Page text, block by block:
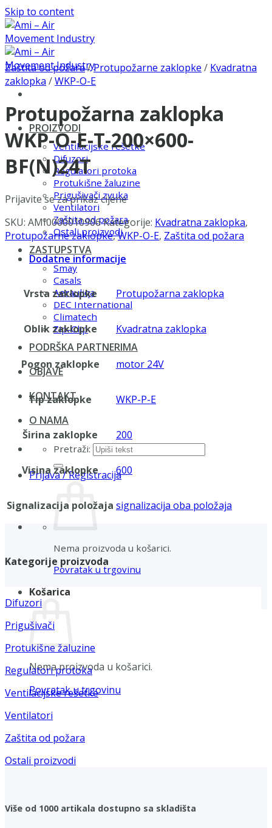
Skip to content
PROIZVODI
Ventilacijske rešetke
Difuzori
Regulatori protoka
Protukišne žaluzine
Prigušivači zvuka
Ventilatori
Zaštita od požara
Ostali proizvodi
ZASTUPSTVA
Smay
Casals
Aerauliqa
DEC International
Climatech
Zip-Clip
PODRŠKA PARTNERIMA
OBJAVE
KONTAKT
O NAMA
Pretraži:
Prijava / Registracija
Nema proizvoda u košarici.
Povratak u trgovinu
Košarica
Nema proizvoda u košarici.
Povratak u trgovinu
Zaštita od požara/Protupožarne zaklopke / Kvadratna
zaklopka /WKP-O-E
Protupožarna zaklopka
WKP-O-E-T-200×600-
BF(N)24T
Prijavite se za prikaz cijene
SKU: AMI0000010906Kategorije: Kvadratna zaklopka,
Protupožarne zaklopke,WKP-O-E, Zaštita od požara
Dodatne informacije
Vrsta zaklopke Protupožarna zaklopka
Oblik zaklopke Kvadratna zaklopka
Pogon zaklopke motor 24V
Tip zaklopke WKP-P-E
Širina zaklopke 200
Visina zaklopke 600
Signalizacija položaja signalizacija oba položaja
Kategorije proizvoda
Difuzori
Prigušivači
Protukišne žaluzine
Regulatori protoka
Ventilacijske rešetke
Ventilatori
Zaštita od požara
Ostali proizvodi
Više od 1000 artikala dostupno sa skladišta